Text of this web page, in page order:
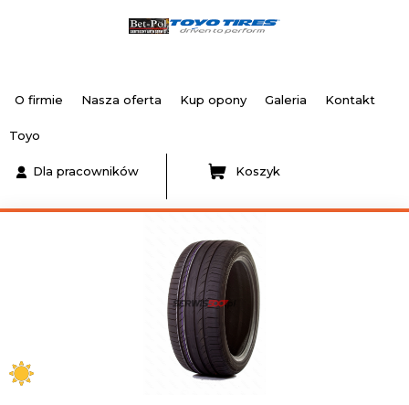
O firmie Nasza oferta Kup opony Galeria Kontakt
Toyo
Dla pracowników Koszyk